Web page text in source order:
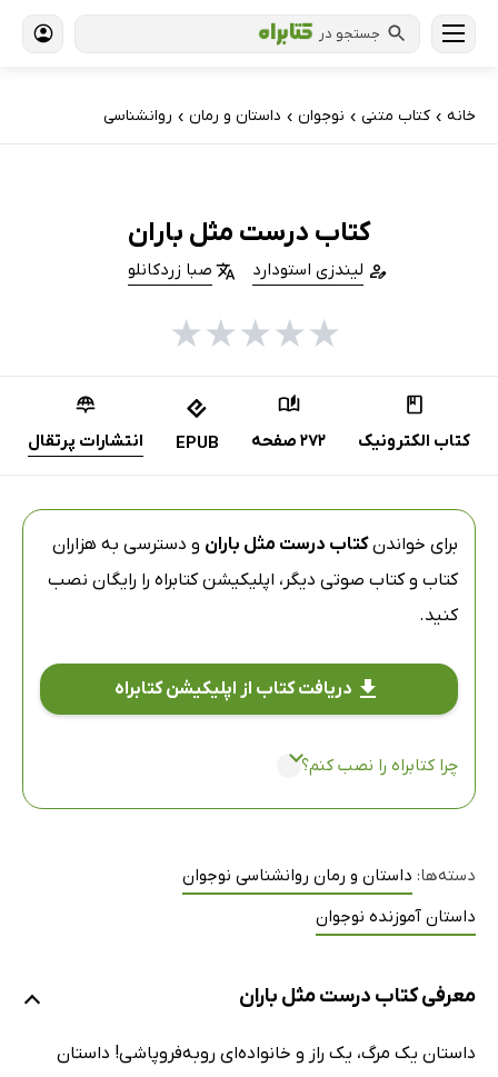
جستجو در
خانه › کتاب‌ متنی › نوجوان › داستان و رمان › روانشناسی
کتاب درست مثل باران
لیندزی استودارد صبا زردکانلو
★
★
★
★
★
کتاب الکترونیک 272 صفحه EPUB انتشارات پرتقال
برای خواندنکتاب درست مثل باران و دسترسی به هزاران
کتاب و کتاب صوتی دیگر، اپلیکیشن کتابراه را رایگان نصب
کنید.
دریافت کتاب از اپلیکیشن کتابراه
چرا کتابراه را نصب کنم؟
دسته‌ها: داستان و رمان روانشناسی نوجوان
داستان آموزنده نوجوان
معرفی کتاب درست مثل باران
داستان یک مرگ، یک راز و خانواده‌ای روبه‌فروپاشی! داستان